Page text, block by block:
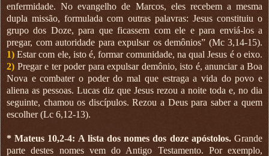
enfermidade. No evangelho de Marcos, eles recebem a mesma
dupla missão, formulada com outras palavras: Jesus constituiu o
grupo dos Doze, para que ficassem com ele e para enviá-los a
pregar, com autoridade para expulsar os demônios” (Mc 3,14-15).
1) Estar com ele, isto é, formar comunidade, na qual Jesus é o eixo.
2) Pregar e ter poder para expulsar demônio, isto é, anunciar a Boa
Nova e combater o poder do mal que estraga a vida do povo e
aliena as pessoas. Lucas diz que Jesus rezou a noite toda e, no dia
seguinte, chamou os discípulos. Rezou a Deus para saber a quem
escolher (Lc 6,12-13).
* Mateus 10,2-4: A lista dos nomes dos doze apóstolos. Grande
parte destes nomes vem do Antigo Testamento. Por exemplo,